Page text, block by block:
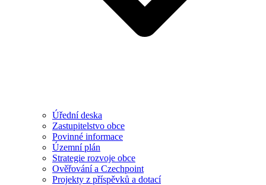
Úřední deska
Zastupitelstvo obce
Povinné informace
Územní plán
Strategie rozvoje obce
Ověřování a Czechpoint
Projekty z příspěvků a dotací